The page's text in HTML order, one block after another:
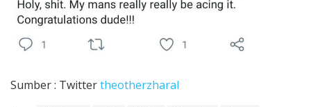
Sumber : Twittertheotherzharal